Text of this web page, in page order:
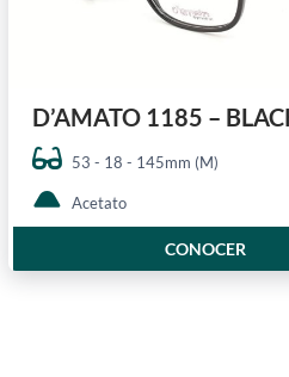
D’AMATO 1185 –
53 - 18 - 145mm (M)
Acetato
CONOCER